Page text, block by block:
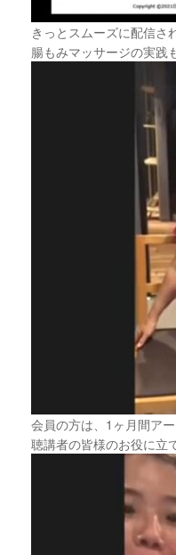
きっとスムーズに配信さ
腸もみマッサージの実践
会員の方は、1ヶ月間ア
聴講者の皆様のお役に立